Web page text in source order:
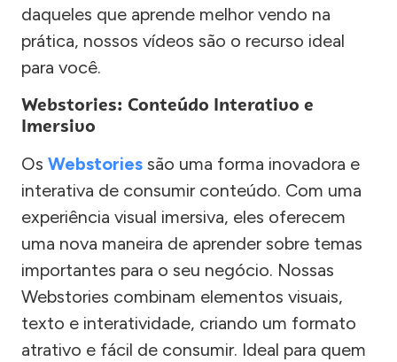
daqueles que aprende melhor vendo na
prática, nossos vídeos são o recurso ideal
para você.
Webstories: Conteúdo Interativo e
Imersivo
Os Webstories são uma forma inovadora e
interativa de consumir conteúdo. Com uma
experiência visual imersiva, eles oferecem
uma nova maneira de aprender sobre temas
importantes para o seu negócio. Nossas
Webstories combinam elementos visuais,
texto e interatividade, criando um formato
atrativo e fácil de consumir. Ideal para quem